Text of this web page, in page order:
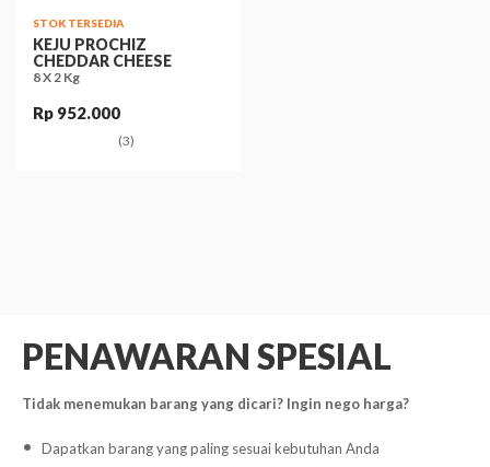
STOK TERSEDIA
KEJU PROCHIZ
CHEDDAR CHEESE
8 X 2 Kg
Rp 952.000
(3)
PENAWARAN SPESIAL
Tidak menemukan barang yang dicari? Ingin nego harga?
Dapatkan barang yang paling sesuai kebutuhan Anda